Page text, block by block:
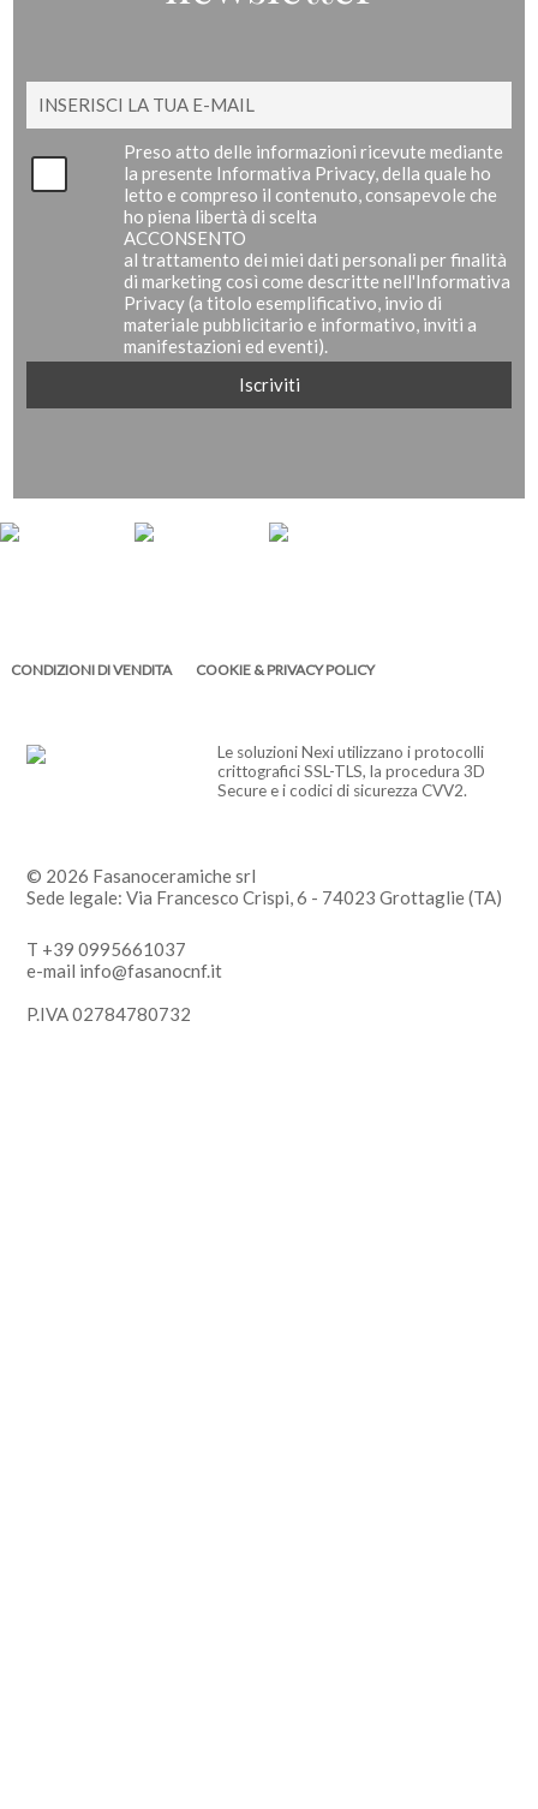
Preso atto delle informazioni ricevute mediante
la presente Informativa Privacy, della quale ho
letto e compreso il contenuto, consapevole che
ho piena libertà di scelta
ACCONSENTO
al trattamento dei miei dati personali per finalità
di marketing così come descritte nell'Informativa
Privacy (a titolo esemplificativo, invio di
materiale pubblicitario e informativo, inviti a
manifestazioni ed eventi).
CONDIZIONI DI VENDITA COOKIE & PRIVACY POLICY
Le soluzioni Nexi utilizzano i protocolli
crittografici SSL-TLS, la procedura 3D
Secure e i codici di sicurezza CVV2.
© 2026 Fasanoceramiche srl
Sede legale: Via Francesco Crispi, 6 - 74023 Grottaglie (TA)
T +39 0995661037
e-mail info@fasanocnf.it
P.IVA 02784780732